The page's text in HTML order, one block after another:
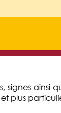
signes
plus